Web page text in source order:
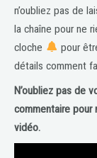
n’oubliez pas de
la chaîne pour ne
cloche
pour
détails comment
N’oubliez pas de
commentaire
vidéo.